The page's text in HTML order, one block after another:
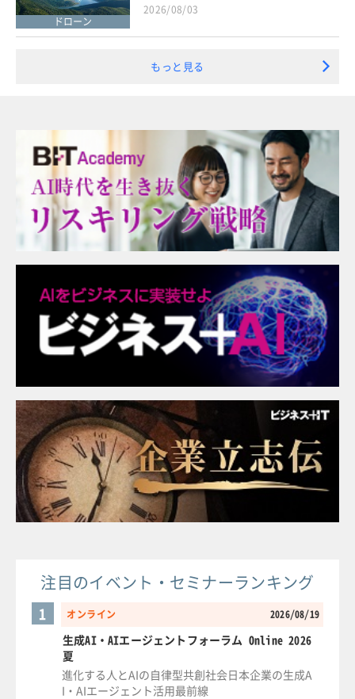
ドローン
2026/08/03
もっと見る
注目のイベント・セミナーランキング
オンライン 2026/08/19
1
生成AI・AIエージェントフォーラム Online 2026
夏
進化する人とAIの自律型共創社会日本企業の生成A
I・AIエージェント活用最前線